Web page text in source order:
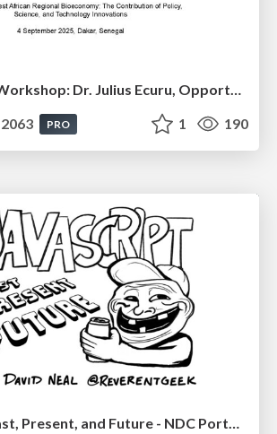
PRO 1 190
JavaScript: Past, Present, and Future - NDC Porto 2020